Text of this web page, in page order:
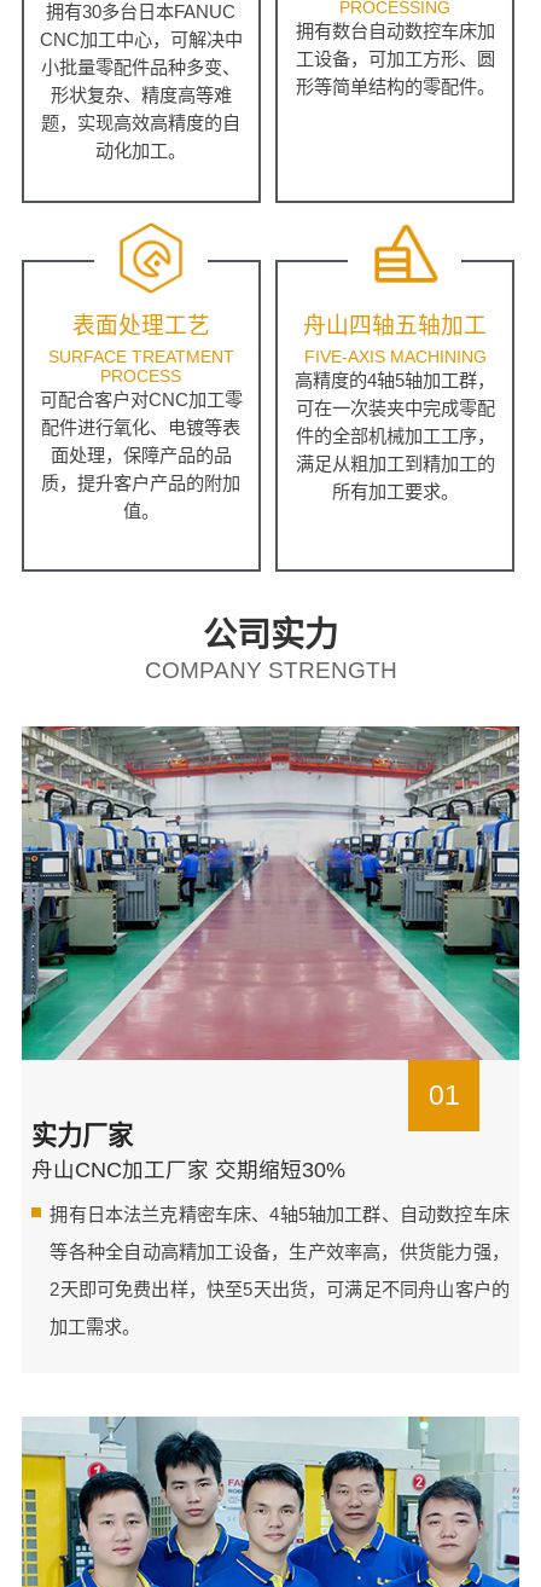
拥有30多台日本FANUC
CNC加工中心，可解决中
小批量零配件品种多变、
形状复杂、精度高等难
题，实现高效高精度的自
动化加工。
PROCESSING
拥有数台自动数控车床加
工设备，可加工方形、圆
形等简单结构的零配件。
表面处理工艺
SURFACE TREATMENT
PROCESS
可配合客户对CNC加工零
配件进行氧化、电镀等表
面处理，保障产品的品
质，提升客户产品的附加
值。
舟山四轴五轴加工
FIVE-AXIS MACHINING
高精度的4轴5轴加工群，
可在一次装夹中完成零配
件的全部机械加工工序，
满足从粗加工到精加工的
所有加工要求。
公司实力
COMPANY STRENGTH
01
实力厂家
舟山CNC加工厂家 交期缩短30%
拥有日本法兰克精密车床、4轴5轴加工群、自动数控车床
等各种全自动高精加工设备，生产效率高，供货能力强，
2天即可免费出样，快至5天出货，可满足不同舟山客户的
加工需求。